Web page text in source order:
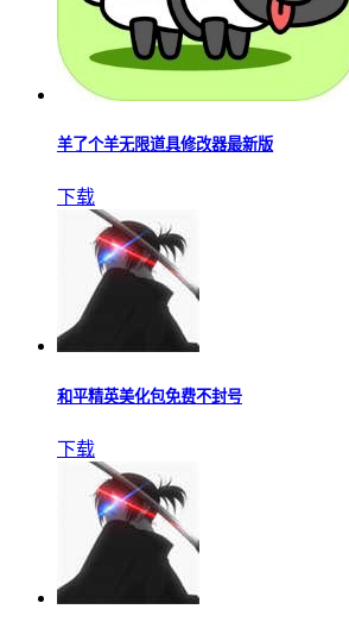
羊了个羊无限道具修改器最新版
下载
和平精英美化包免费不封号
下载